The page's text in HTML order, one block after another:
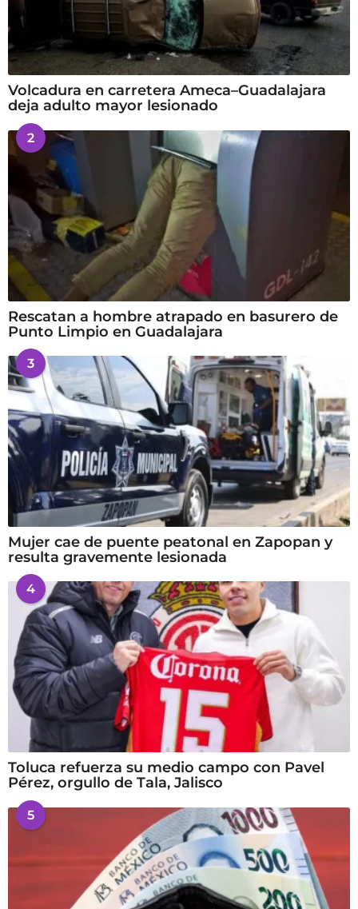
Volcadura en carretera Ameca–Guadalajara
deja adulto mayor lesionado
2
Rescatan a hombre atrapado en basurero de
Punto Limpio en Guadalajara
3
Mujer cae de puente peatonal en Zapopan y
resulta gravemente lesionada
4
Toluca refuerza su medio campo con Pavel
Pérez, orgullo de Tala, Jalisco
5